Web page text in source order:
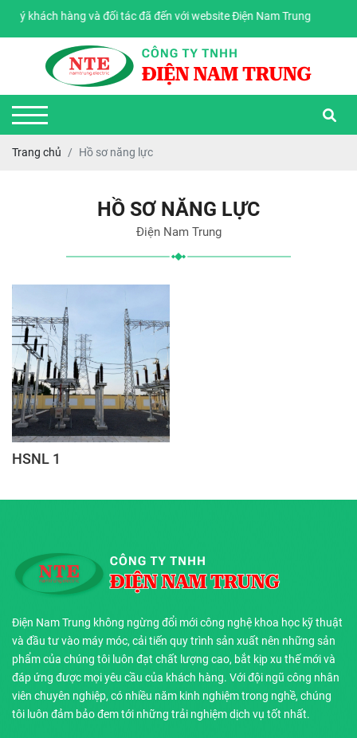
khách hàng và đối tác đã đến với website Điện Nam Trung
Trang chủ Hồ sơ năng lực
HỒ SƠ NĂNG LỰC
Điện Nam Trung
HSNL 1
Điện Nam Trung không ngừng đổi mới công nghệ khoa học kỹ thuật
và đầu tư vào máy móc, cải tiến quy trình sản xuất nên những sản
phẩm của chúng tôi luôn đạt chất lượng cao, bắt kịp xu thế mới và
đáp ứng được mọi yêu cầu của khách hàng. Với đội ngũ công nhân
viên chuyên nghiệp, có nhiều năm kinh nghiệm trong nghề, chúng
tôi luôn đảm bảo đem tới những trải nghiệm dịch vụ tốt nhất.